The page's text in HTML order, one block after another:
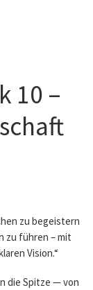
10 –
zu begeistern
zu führen – mit
Vision.“
die Spitze — von